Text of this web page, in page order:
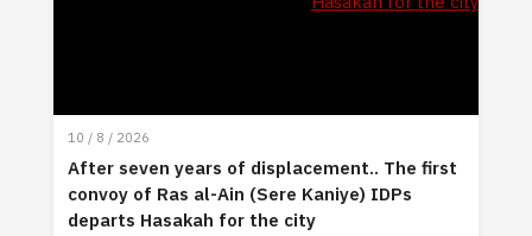
10 / 8 / 2026
After seven years of displacement.. The first
convoy of Ras al-Ain (Sere Kaniye) IDPs
departs Hasakah for the city